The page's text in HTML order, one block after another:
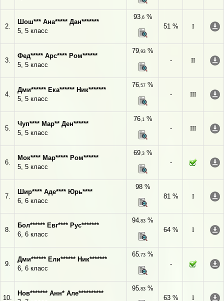
2.
Шош*** Ана***** Дан*******
5, 5 класс
93,6%
51 %
I
3.
Фед***** Арс**** Ром******
5, 5 класс
79,93 %
-
II
4.
Дми****** Ека****** Ник*******
5, 5 класс
76,57 %
-
III
5.
Чуп**** Мар** Ден******
5, 5 класс
76,1%
-
III
6.
Мок**** Мар***** Ром******
5, 5 класс
69,3%
-
7.
Шир**** Аде**** Юрь****
6, 6 класс
98 %
81 %
I
8.
Бол****** Евг**** Рус*******
6, 6 класс
94,83 %
64 %
I
9.
Дми****** Ели****** Ник*******
6, 6 класс
65,73 %
-
10.
Нов******* Анн* Але**********
95,83 %
63 %
I